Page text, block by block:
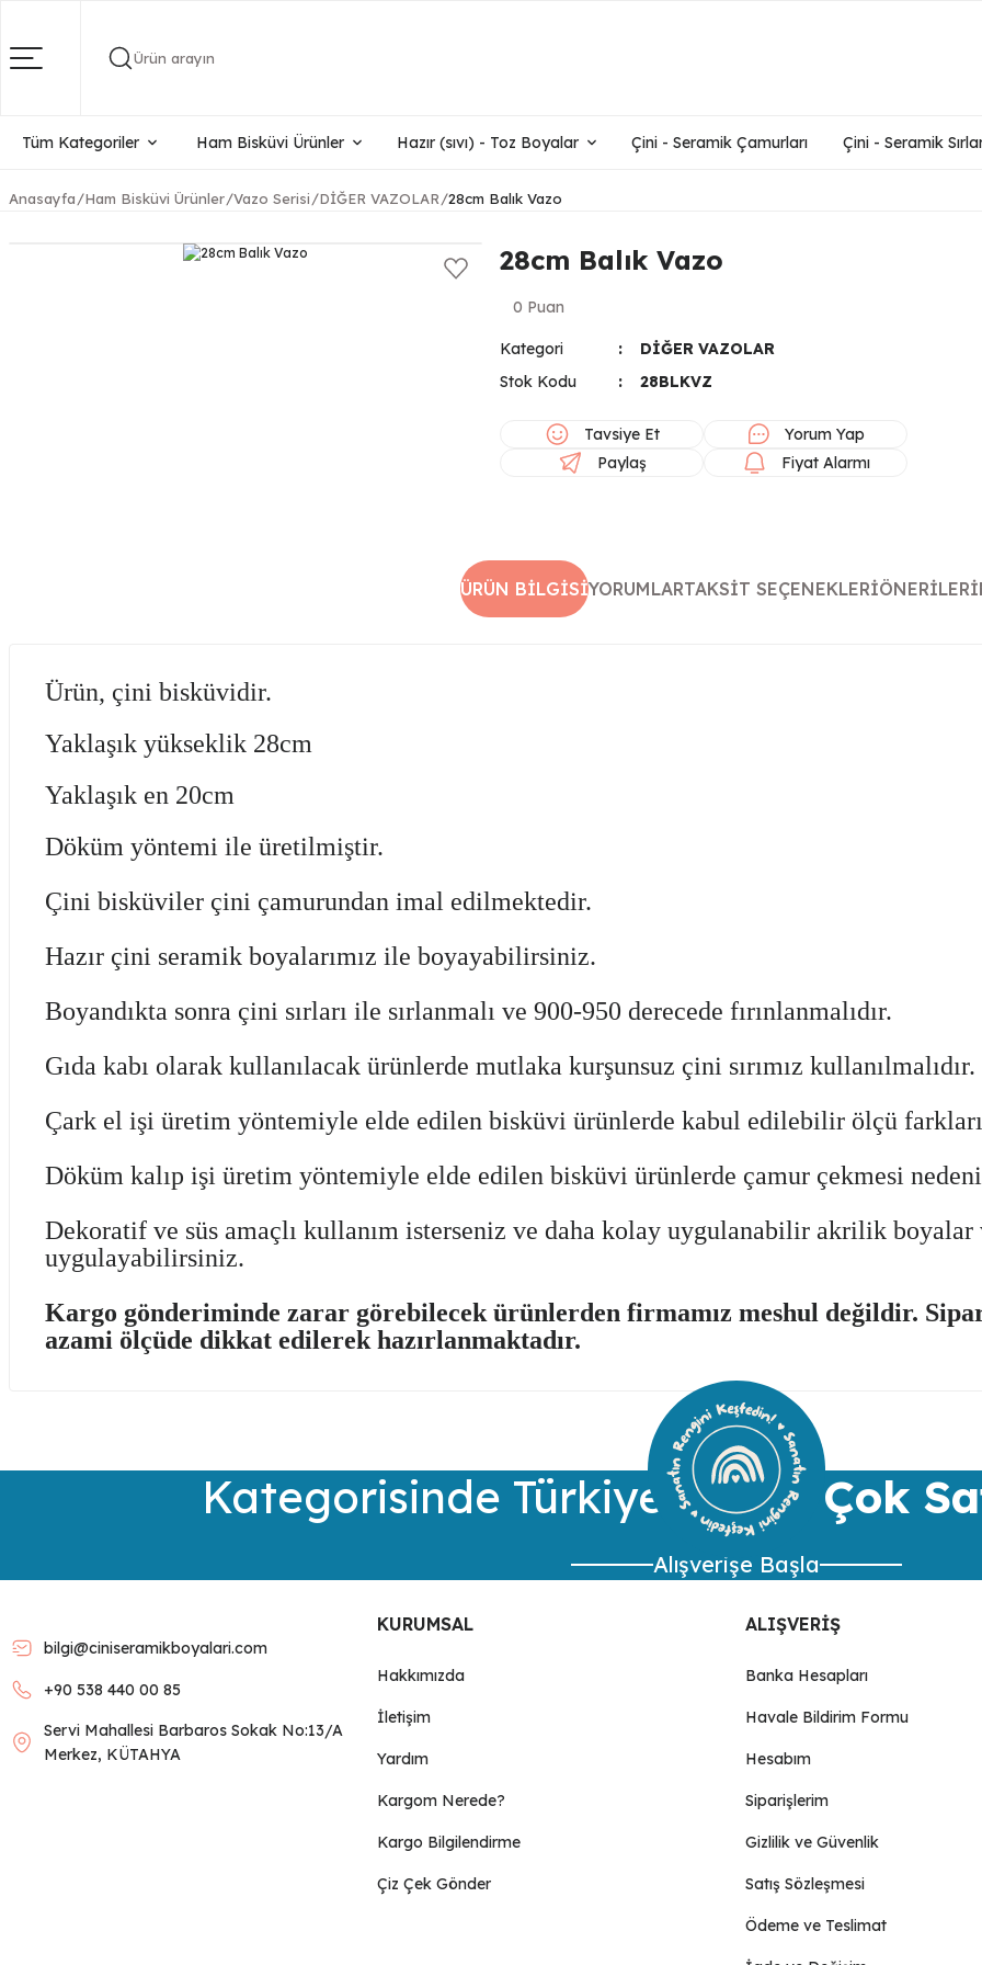
Ürün arayın
Tüm Kategoriler Ham Bisküvi Ürünler Hazır (sıvı) - Toz Boyalar Çini - Seramik Çamurları Çini - Seramik
Anasayfa Ham Bisküvi Ürünler Vazo Serisi DİĞER VAZOLAR 28cm Balık Vazo
28cm Balık Vazo
0 Puan
Kategori
DİĞER VAZOLAR
Stok Kodu
28BLKVZ
Tavsiye Et
Yorum Yap
Paylaş
Fiyat Alarmı
ÜRÜN BILGISIYORUMLARTAKSIT SEÇENEKLERI
Ürün, çini bisküvidir.
Yaklaşık yükseklik 28cm
Yaklaşık en 20cm
Döküm yöntemi ile üretilmiştir.
Çini bisküviler çini çamurundan imal edilmektedir.
Hazır çini seramik boyalarımız ile boyayabilirsiniz.
Boyandıkta sonra çini sırları ile sırlanmalı ve 900-950 derecede fırınlanmalıdır.
Gıda kabı olarak kullanılacak ürünlerde mutlaka kurşunsuz çini sırımız kullanılmalıdır.
Çark el işi üretim yöntemiyle elde edilen bisküvi ürünlerde kabul edilebilir ölçü
Döküm kalıp işi üretim yöntemiyle elde edilen bisküvi ürünlerde çamur çekmesi
Dekoratif ve süs amaçlı kullanım isterseniz ve daha kolay uygulanabilir akrilik
uygulayabilirsiniz.
Kargo gönderiminde zarar görebilecek ürünlerden firmamız meshul değildir.
azami ölçüde dikkat edilerek hazırlanmaktadır.
Bu ürüne ilk yorumu siz yapın!
Yorum Yaz
Ürün açıklamasında eksik bilgiler bulunuyor.
Kategorisinde Türkiye’ninEn Çok
Alışverişe Başla
bilgi@ciniseramikboyalari.com
+90 538 440 00 85
Servi Mahallesi Barbaros Sokak No:13/A
Merkez, KÜTAHYA
KURUMSAL
Hakkımızda
İletişim
Yardım
Kargom Nerede?
Kargo Bilgilendirme
Çiz Çek Gönder
ALIŞVERİŞ
Banka Hesapları
Havale Bildirim Formu
Hesabım
Siparişlerim
Gizlilik ve Güvenlik
Satış Sözleşmesi
Ödeme ve Teslimat